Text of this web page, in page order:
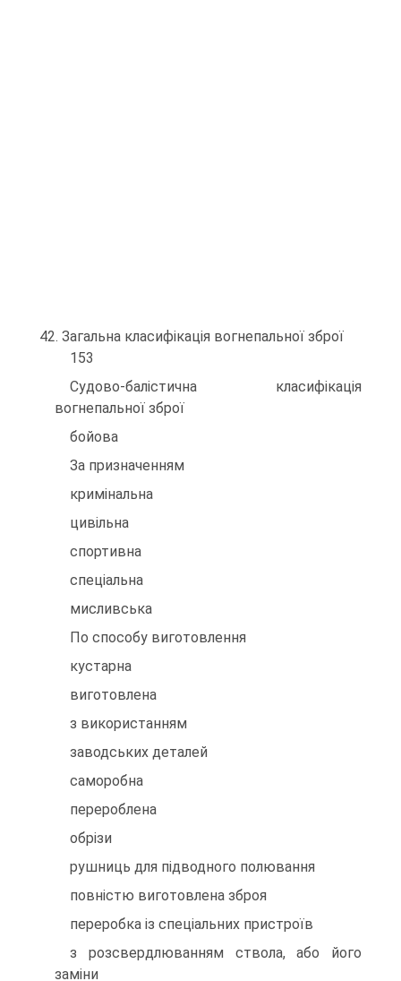
42. Загальна класифікація вогнепальної зброї
153
Судово-балістична класифікація
вогнепальної зброї
бойова
За призначенням
кримінальна
цивільна
спортивна
спеціальна
мисливська
По способу виготовлення
кустарна
виготовлена
з використанням
заводських деталей
саморобна
перероблена
обрізи
рушниць для підводного полювання
повністю виготовлена зброя
переробка із спеціальних пристроїв
з розсвердлюванням ствола, або його
заміни